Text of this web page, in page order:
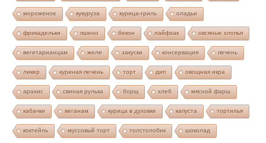
мороженое кукуруза курица-гриль оладьи
фрикадельки пшено бекон лайфхак овсяные хлопья
вегетарианцам желе закуски консервация печень
ликер куриная печень торт дип овощная икра
арахис свиная рулька борщ хлеб мясной фарш
кабачки веганам курица в духовке капуста тортилья
коктейль муссовый торт толстолобик шоколад